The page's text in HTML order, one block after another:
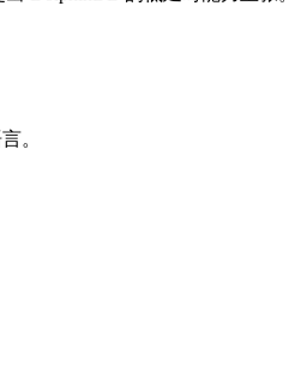
。